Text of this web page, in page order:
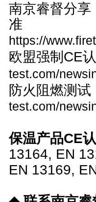
南京睿督分享
准
https://
欧盟强制CE
test.com/
防火阻燃测试
test.com/
保温产品CE
13164, EN
EN 13169,